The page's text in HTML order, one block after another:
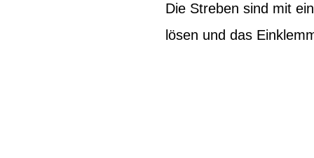
Die Streben sind mit
lösen und das